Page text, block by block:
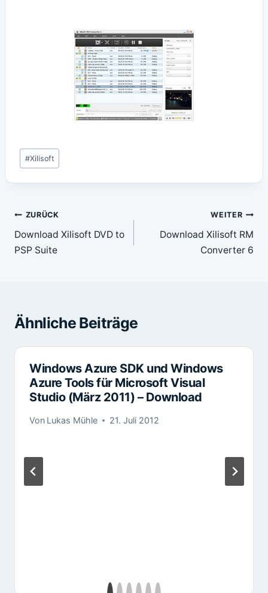
Schlagworte:
#Xilisoft
Beitragsnavigation
ZURÜCK
Download Xilisoft DVD to
PSP Suite
WEITER
Download Xilisoft RM
Converter 6
Ähnliche Beiträge
Windows Azure SDK und Windows
Azure Tools für Microsoft Visual
Studio (März 2011) – Download
Von Lukas Mühle 21. Juli 2012